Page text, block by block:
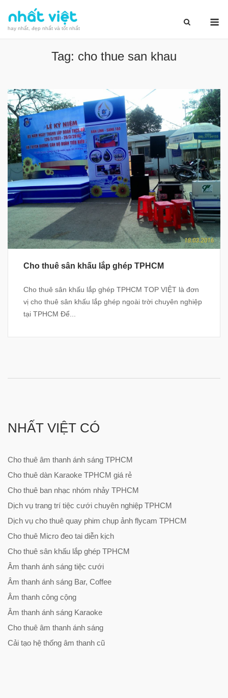
content
hay nhất, đẹp nhất và tốt nhất
Tag: cho thue san khau
Cho thuê sân khấu lắp ghép TPHCM
Cho thuê sân khấu lắp ghép TPHCM TOP VIỆT là đơn
vị cho thuê sân khấu lắp ghép ngoài trời chuyên nghiệp
tại TPHCM Để...
NHẤT VIỆT CÓ
Cho thuê âm thanh ánh sáng TPHCM
Cho thuê dàn Karaoke TPHCM giá rẻ
Cho thuê ban nhạc nhóm nhảy TPHCM
Dịch vụ trang trí tiệc cưới chuyên nghiệp TPHCM
Dịch vụ cho thuê quay phim chụp ảnh flycam TPHCM
Cho thuê Micro đeo tai diễn kịch
Cho thuê sân khấu lắp ghép TPHCM
Âm thanh ánh sáng tiệc cưới
Âm thanh ánh sáng Bar, Coffee
Âm thanh công cộng
Âm thanh ánh sáng Karaoke
Cho thuê âm thanh ánh sáng
Cải tạo hệ thống âm thanh cũ